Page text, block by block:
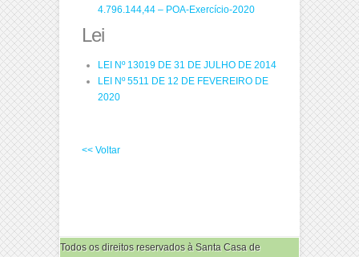
4.796.144,44 – POA-Exercício-2020
Lei
LEI Nº 13019 DE 31 DE JULHO DE 2014
LEI Nº 5511 DE 12 DE FEVEREIRO DE
2020
<< Voltar
Todos os direitos reservados à Santa Casa de